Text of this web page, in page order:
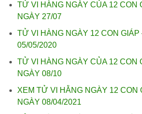
TỬ VI HÀNG NGÀY CỦA 12 CON
NGÀY 27/07
TỬ VI HÀNG NGÀY 12 CON GIÁP
05/05/2020
TỬ VI HÀNG NGÀY CỦA 12 CON
NGÀY 08/10
XEM TỬ VI HẰNG NGÀY 12 CON
NGÀY 08/04/2021